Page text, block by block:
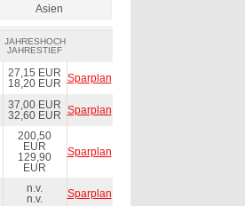
Asien
JAHRESHOCH
JAHRESTIEF
27,15 EUR
18,20 EUR Sparplan
37,00 EUR
32,60 EUR Sparplan
200,50
EUR
129,90
EUR
Sparplan
n.v.
n.v.
Sparplan